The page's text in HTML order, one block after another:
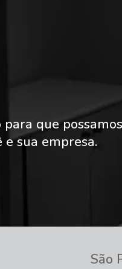
que
sua empresa.
São